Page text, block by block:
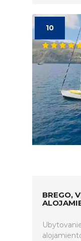
10
BREGO,